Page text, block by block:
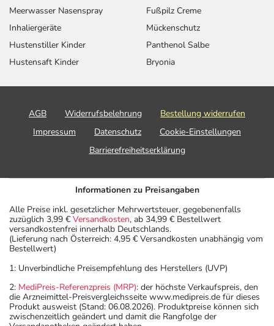
Meerwasser Nasenspray
Inhaliergeräte
Hustenstiller Kinder
Hustensaft Kinder
Fußpilz Creme
Mückenschutz
Panthenol Salbe
Bryonia
AGB Widerrufsbelehrung
Bestellung widerrufen
Impressum
Datenschutz
Cookie-Einstellungen
Barrierefreiheitserklärung
Informationen zu Preisangaben
Alle Preise inkl. gesetzlicher Mehrwertsteuer, gegebenenfalls
zuzüglich 3,99 € Versandkosten, ab 34,99 € Bestellwert
versandkostenfrei innerhalb Deutschlands.
(Lieferung nach Österreich: 4,95 € Versandkosten unabhängig vom
Bestellwert)
1: Unverbindliche Preisempfehlung des Herstellers (UVP)
2: MediPreis-Referenzpreis (MRP): der höchste Verkaufspreis, den
die Arzneimittel-Preisvergleichsseite www.medipreis.de für dieses
Produkt ausweist (Stand: 06.08.2026). Produktpreise können sich
zwischenzeitlich geändert und damit die Rangfolge der